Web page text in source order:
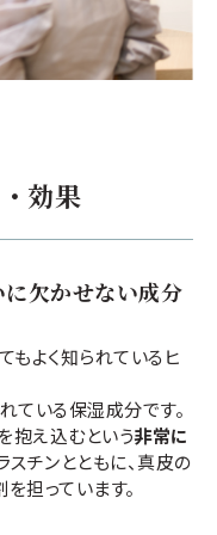
効果
欠かせない成分
もよく知られているヒ
ている保湿成分です。
抱え込むという非常に
スチンとともに、真皮の
担っています。